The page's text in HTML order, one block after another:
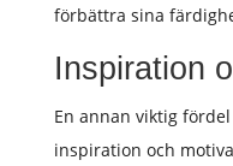
förbättra sina
Inspiration
En annan viktig
inspiration och